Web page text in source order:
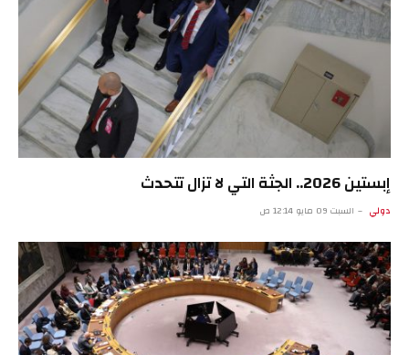
إبستين 2026.. الجثة التي لا تزال تتحدث
دولي السبت 09 مايو 12:14 ص